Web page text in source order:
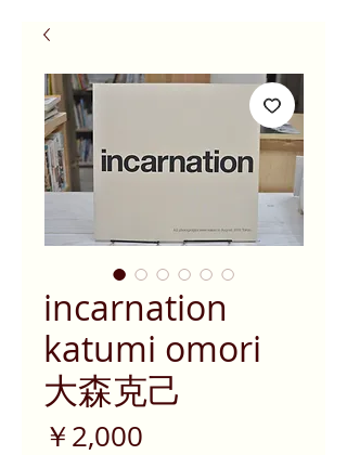
incarnation
katumi omori
大森克己
￥2,000